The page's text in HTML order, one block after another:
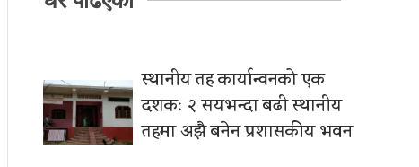
स्थानीय तह कार्यान्वनको एक
दशकः २ सयभन्दा बढी स्थानीय
तहमा अझै बनेन प्रशासकीय भवन